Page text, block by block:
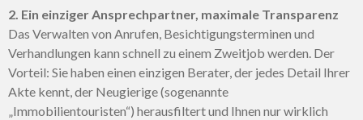
2. Ein einziger Ansprechpartner, maximale Transparenz
Das Verwalten von Anrufen, Besichtigungsterminen und
Verhandlungen kann schnell zu einem Zweitjob werden. Der
Vorteil: Sie haben einen einzigen Berater, der jedes Detail Ihrer
Akte kennt, der Neugierige (sogenannte
„Immobilientouristen“) herausfiltert und Ihnen nur wirklich